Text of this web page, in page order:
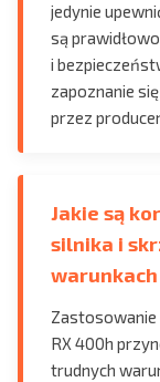
jedynie
są
i
zapoznanie
przez
Jakie są
silnika i
Zastosowanie
RX 400h
trudnych